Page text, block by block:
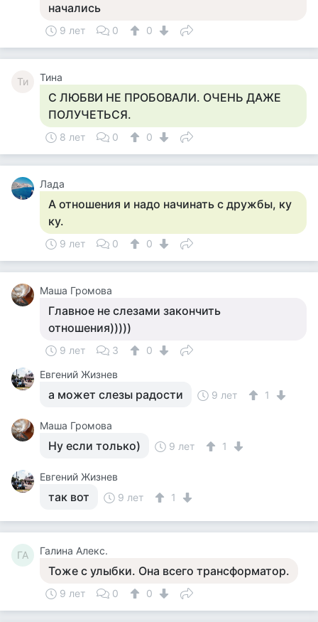
начались
9 лет 0 0
Ти Тина
С ЛЮБВИ НЕ ПРОБОВАЛИ. ОЧЕНЬ ДАЖЕ
ПОЛУЧЕТЬСЯ.
8 лет 0 0
Лада
А отношения и надо начинать с дружбы, ку
ку.
9 лет 0 0
Маша Громова
Главное не слезами закончить
отношения)))))
9 лет 3
0
Евгений Жизнев
а может слезы радости 9 лет 1
Маша Громова
Ну если только) 9 лет 1
Евгений Жизнев
так вот 9 лет 1
ГА Галина Алекс.
Тоже с улыбки. Она всего трансформатор.
9 лет 0 0